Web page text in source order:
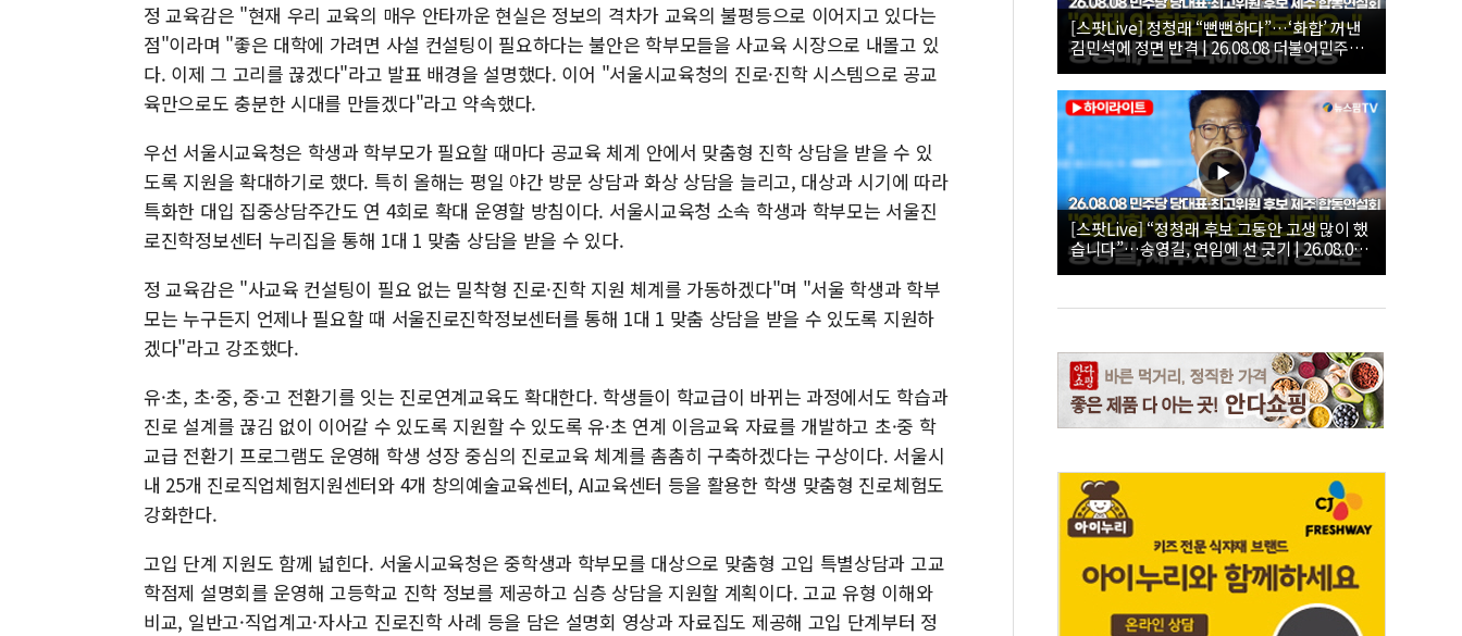
정 교육감은 "현재 우리 교육의 매우 안타까운 현실은 정보의 격차가 교육의 불평등으로 이어지고 있다는
점"이라며 "좋은 대학에 가려면 사설 컨설팅이 필요하다는 불안은 학부모들을 사교육 시장으로 내몰고 있
다. 이제 그 고리를 끊겠다"라고 발표 배경을 설명했다. 이어 "서울시교육청의 진로·진학 시스템으로 공교
육만으로도 충분한 시대를 만들겠다"라고 약속했다.
우선 서울시교육청은 학생과 학부모가 필요할 때마다 공교육 체계 안에서 맞춤형 진학 상담을 받을 수 있
도록 지원을 확대하기로 했다. 특히 올해는 평일 야간 방문 상담과 화상 상담을 늘리고, 대상과 시기에 따라
특화한 대입 집중상담주간도 연 4회로 확대 운영할 방침이다. 서울시교육청 소속 학생과 학부모는 서울진
로진학정보센터 누리집을 통해 1대 1 맞춤 상담을 받을 수 있다.
정 교육감은 "사교육 컨설팅이 필요 없는 밀착형 진로·진학 지원 체계를 가동하겠다"며 "서울 학생과 학부
모는 누구든지 언제나 필요할 때 서울진로진학정보센터를 통해 1대 1 맞춤 상담을 받을 수 있도록 지원하
겠다"라고 강조했다.
유·초, 초·중, 중·고 전환기를 잇는 진로연계교육도 확대한다. 학생들이 학교급이 바뀌는 과정에서도 학습과
진로 설계를 끊김 없이 이어갈 수 있도록 지원할 수 있도록 유·초 연계 이음교육 자료를 개발하고 초·중 학
교급 전환기 프로그램도 운영해 학생 성장 중심의 진로교육 체계를 촘촘히 구축하겠다는 구상이다. 서울시
내 25개 진로직업체험지원센터와 4개 창의예술교육센터, AI교육센터 등을 활용한 학생 맞춤형 진로체험도
강화한다.
고입 단계 지원도 함께 넓힌다. 서울시교육청은 중학생과 학부모를 대상으로 맞춤형 고입 특별상담과 고교
학점제 설명회를 운영해 고등학교 진학 정보를 제공하고 심층 상담을 지원할 계획이다. 고교 유형 이해와
비교, 일반고·직업계고·자사고 진로진학 사례 등을 담은 설명회 영상과 자료집도 제공해 고입 단계부터 정
[스팟Live] 정청래 “뻔뻔하다”…‘화합’ 꺼낸
김민석에 정면 반격 | 26.08.08 더불어민주당
당대표·최고위원 후보 제주 합동연설회
[스팟Live] “정청래 후보 그동안 고생 많이 했
습니다”…송영길, 연임에 선 긋기 | 26.08.08
더불어민주당 당대표·최고위원 후보 제주 합